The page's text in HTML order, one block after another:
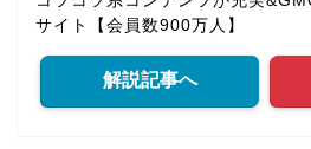
サイト【会員数900万人】
解説記事へ